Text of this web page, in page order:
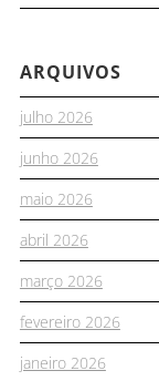
ARQUIVOS
julho 2026
junho 2026
maio 2026
abril 2026
março 2026
fevereiro 2026
janeiro 2026